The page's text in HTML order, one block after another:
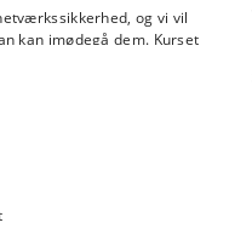
og vi vil
kan imødegå dem. Kurset
usikker software,
adgangskontrol og
social engineering
aspekter ved it-
at bygge sikker kode